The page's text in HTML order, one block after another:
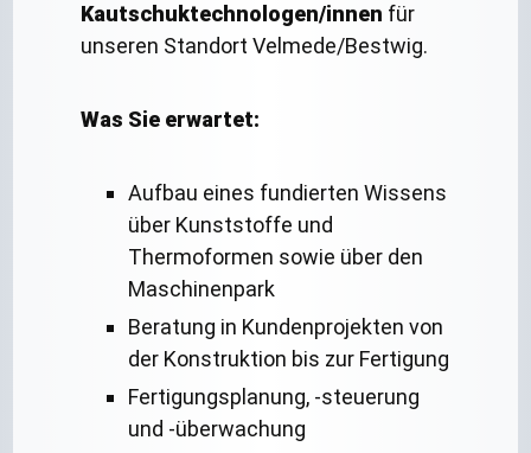
Kautschuktechnologen/innen für
unseren Standort Velmede/Bestwig.
Was Sie erwartet:
Aufbau eines fundierten Wissens
über Kunststoffe und
Thermoformen sowie über den
Maschinenpark
Beratung in Kundenprojekten von
der Konstruktion bis zur Fertigung
Fertigungsplanung, -steuerung
und -überwachung